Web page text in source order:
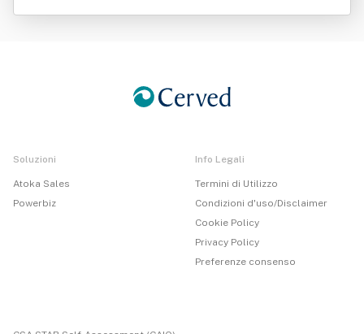
on Srl
Soluzioni
Atoka Sales
Powerbiz
Info Legali
Termini di Utilizzo
Condizioni d'uso/Disclaimer
Cookie Policy
Privacy Policy
Preferenze consenso